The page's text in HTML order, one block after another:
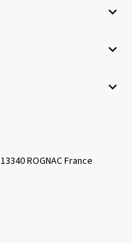



ROGNAC France